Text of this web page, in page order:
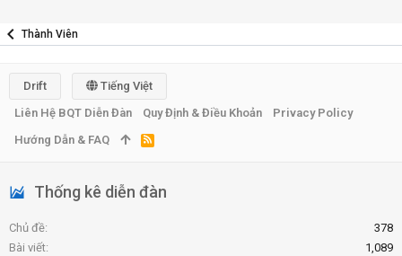
Thành Viên
Thống kê diễn đàn
Chủ đề
378
Bài viết
1,089
Drift
Tiếng Việt
Liên Hệ BQT Diễn Đàn
Quy Định & Điều Khoản
Privacy Policy
Hướng Dẫn & FAQ
R
S